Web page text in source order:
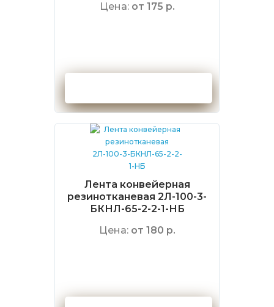
Цена: от 175 р.
Лента конвейерная
резинотканевая 2Л-100-3-
БКНЛ-65-2-2-1-НБ
Цена: от 180 р.